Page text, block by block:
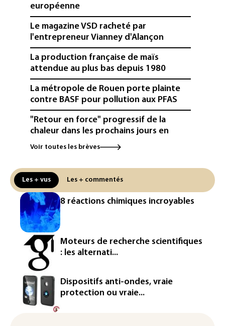
européenne
Le magazine VSD racheté par
l'entrepreneur Vianney d'Alançon
La production française de maïs
attendue au plus bas depuis 1980
La métropole de Rouen porte plainte
contre BASF pour pollution aux PFAS
"Retour en force" progressif de la
chaleur dans les prochains jours en
France
Turquie ont signé un accord de défense
Le Sri Lanka bloque près de 100
nouveaux sites de paris en ligne non
autorisés
Petrobras: le bénéfice net double au 2e
trimestre 2026, avec la hausse des prix
du pétrole
Mineurs sur les réseaux sociaux: Meta
condamné à verser 567 millions de
dollars supplémentaires au Nouveau-
Mexique
Voir toutes les brèves
Les + vus Les + commentés
8 réactions chimiques incroyables
Moteurs de recherche scientifiques
: les alternati...
Dispositifs anti-ondes, vraie
protection ou vraie...